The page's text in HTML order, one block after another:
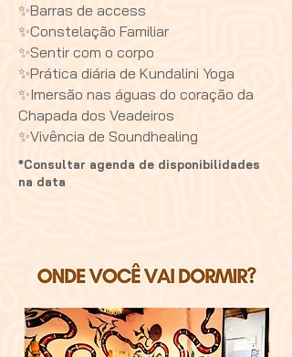
✨Barras de access
✨Constelação Familiar
✨Sentir com o corpo
✨Prática diária de Kundalini Yoga
✨Imersão nas águas do coração da
Chapada dos Veadeiros
✨Vivência de Soundhealing
*Consultar agenda de disponibilidades
na data